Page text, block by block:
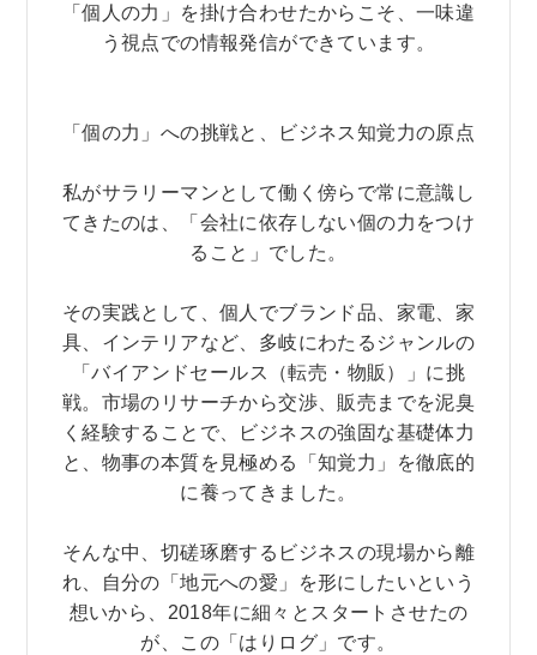
「個人の力」を掛け合わせたからこそ、一味違
う視点での情報発信ができています。
「個の力」への挑戦と、ビジネス知覚力の原点
私がサラリーマンとして働く傍らで常に意識し
てきたのは、「会社に依存しない個の力をつけ
ること」でした。
その実践として、個人でブランド品、家電、家
具、インテリアなど、多岐にわたるジャンルの
「バイアンドセールス（転売・物販）」に挑
戦。市場のリサーチから交渉、販売までを泥臭
く経験することで、ビジネスの強固な基礎体力
と、物事の本質を見極める「知覚力」を徹底的
に養ってきました。
そんな中、切磋琢磨するビジネスの現場から離
れ、自分の「地元への愛」を形にしたいという
想いから、2018年に細々とスタートさせたの
が、この「はりログ」です。